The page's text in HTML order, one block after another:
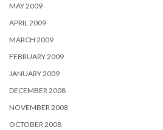
MAY 2009
APRIL 2009
MARCH 2009
FEBRUARY 2009
JANUARY 2009
DECEMBER 2008
NOVEMBER 2008
OCTOBER 2008